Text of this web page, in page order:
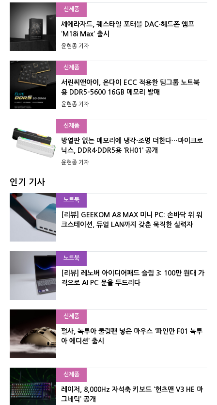
신제품
셰에라자드, 퀘스타일 포터블 DAC·헤드폰 앰프
‘M18i Max’ 출시
윤현종 기자
신제품
서린씨앤아이, 온다이 ECC 적용한 팀그룹 노트북
용 DDR5-5600 16GB 메모리 발매
윤현종 기자
신제품
방열판 없는 메모리에 냉각·조명 더한다…마이크로
닉스, DDR4·DDR5용 ‘RH01’ 공개
윤현종 기자
인기 기사
노트북
[리뷰] GEEKOM A8 MAX 미니 PC: 손바닥 위 워
크스테이션, 듀얼 LAN까지 갖춘 묵직한 실력자
노트북
[리뷰] 레노버 아이디어패드 슬림 3: 100만 원대 가
격으로 AI PC 문을 두드리다
신제품
펄사, 녹투아 쿨링팬 넣은 마우스 ‘파인만 F01 녹투
아 에디션’ 출시
신제품
레이저, 8,000Hz 자석축 키보드 ‘헌츠맨 V3 HE 마
그네틱’ 공개